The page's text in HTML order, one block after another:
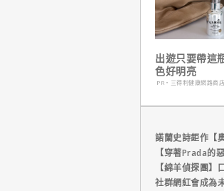
出遊只要帶這
色好明亮
PR・三得利健康網路商店
諾蘭史詩鉅作【
【穿著Prada的
【綿羊偵探團
社群網紅會成為